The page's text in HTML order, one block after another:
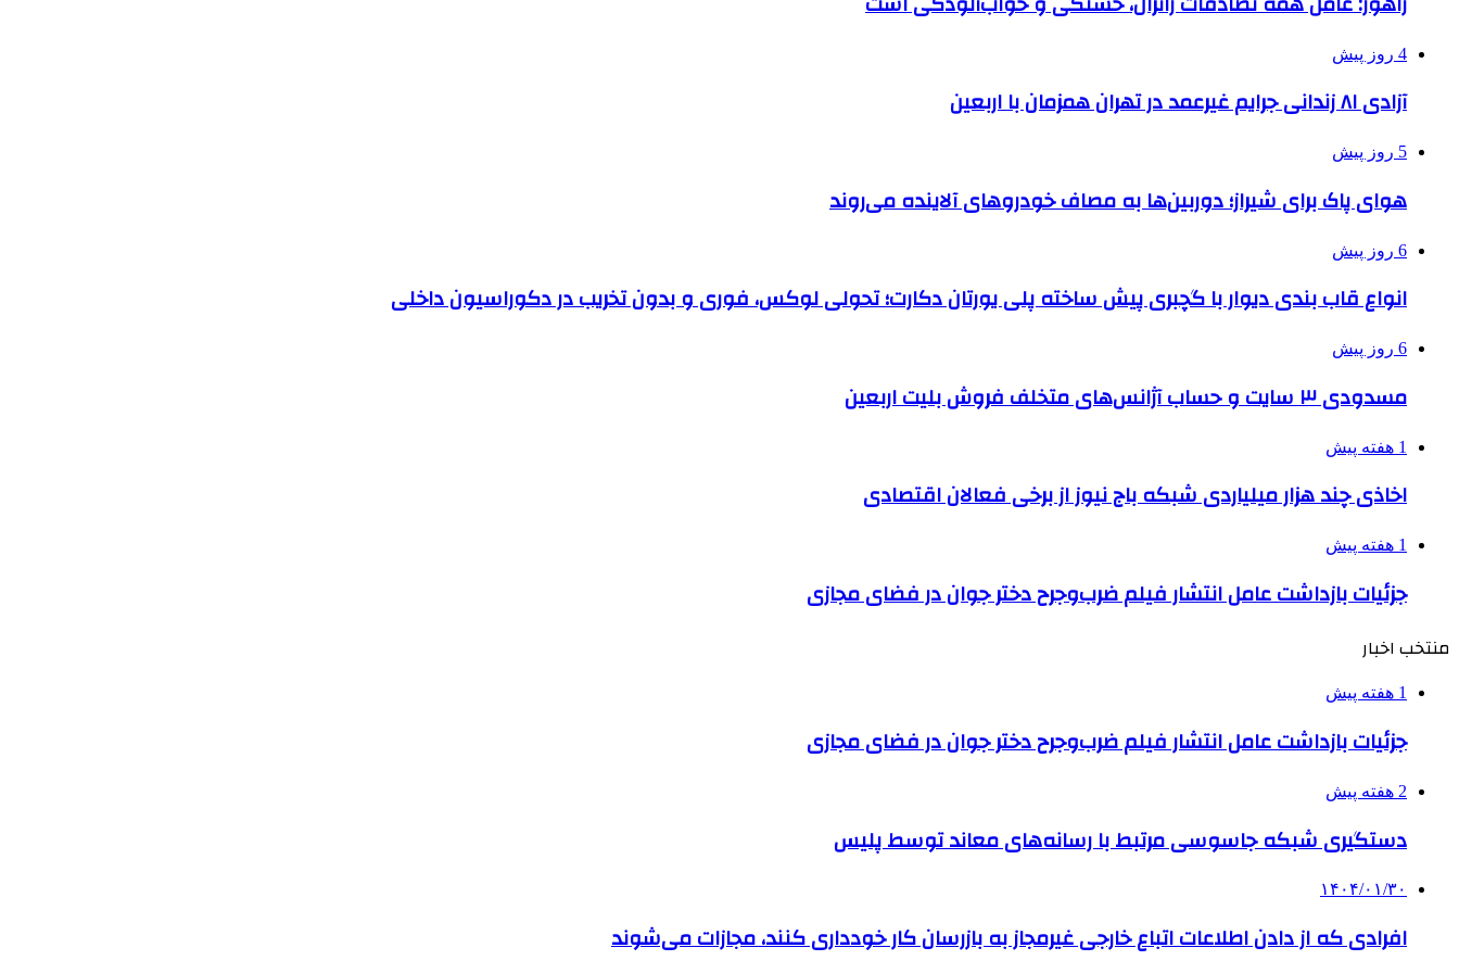
4 روز پیش
آزادی ۸۱ زندانی جرایم غیرعمد در تهران همزمان با اربعین
5 روز پیش
هوای پاک برای شیراز؛ دوربین‌ها به مصاف خودروهای آلاینده می‌روند
6 روز پیش
انواع قاب بندی دیوار با گچبری پیش ساخته پلی یورتان دکارت؛ تحولی لوکس، فوری و بدون تخریب در دکوراسیون داخلی
6 روز پیش
مسدودی ۳ سایت و حساب آژانس‌های متخلف فروش بلیت اربعین
1 هفته پیش
اخاذی چند هزار میلیاردی شبکه باج نیوز از برخی فعالان اقتصادی
1 هفته پیش
جزئیات بازداشت عامل انتشار فیلم ضرب‌وجرح دختر جوان در فضای مجازی
منتخب اخبار
1 هفته پیش
جزئیات بازداشت عامل انتشار فیلم ضرب‌وجرح دختر جوان در فضای مجازی
2 هفته پیش
دستگیری شبکه جاسوسی مرتبط با رسانه‌های معاند توسط پلیس
۱۴۰۴/۰۱/۳۰
افرادی که از دادن اطلاعات اتباع خارجی غیرمجاز به بازرسان کار خودداری کنند، مجازات می‌شوند